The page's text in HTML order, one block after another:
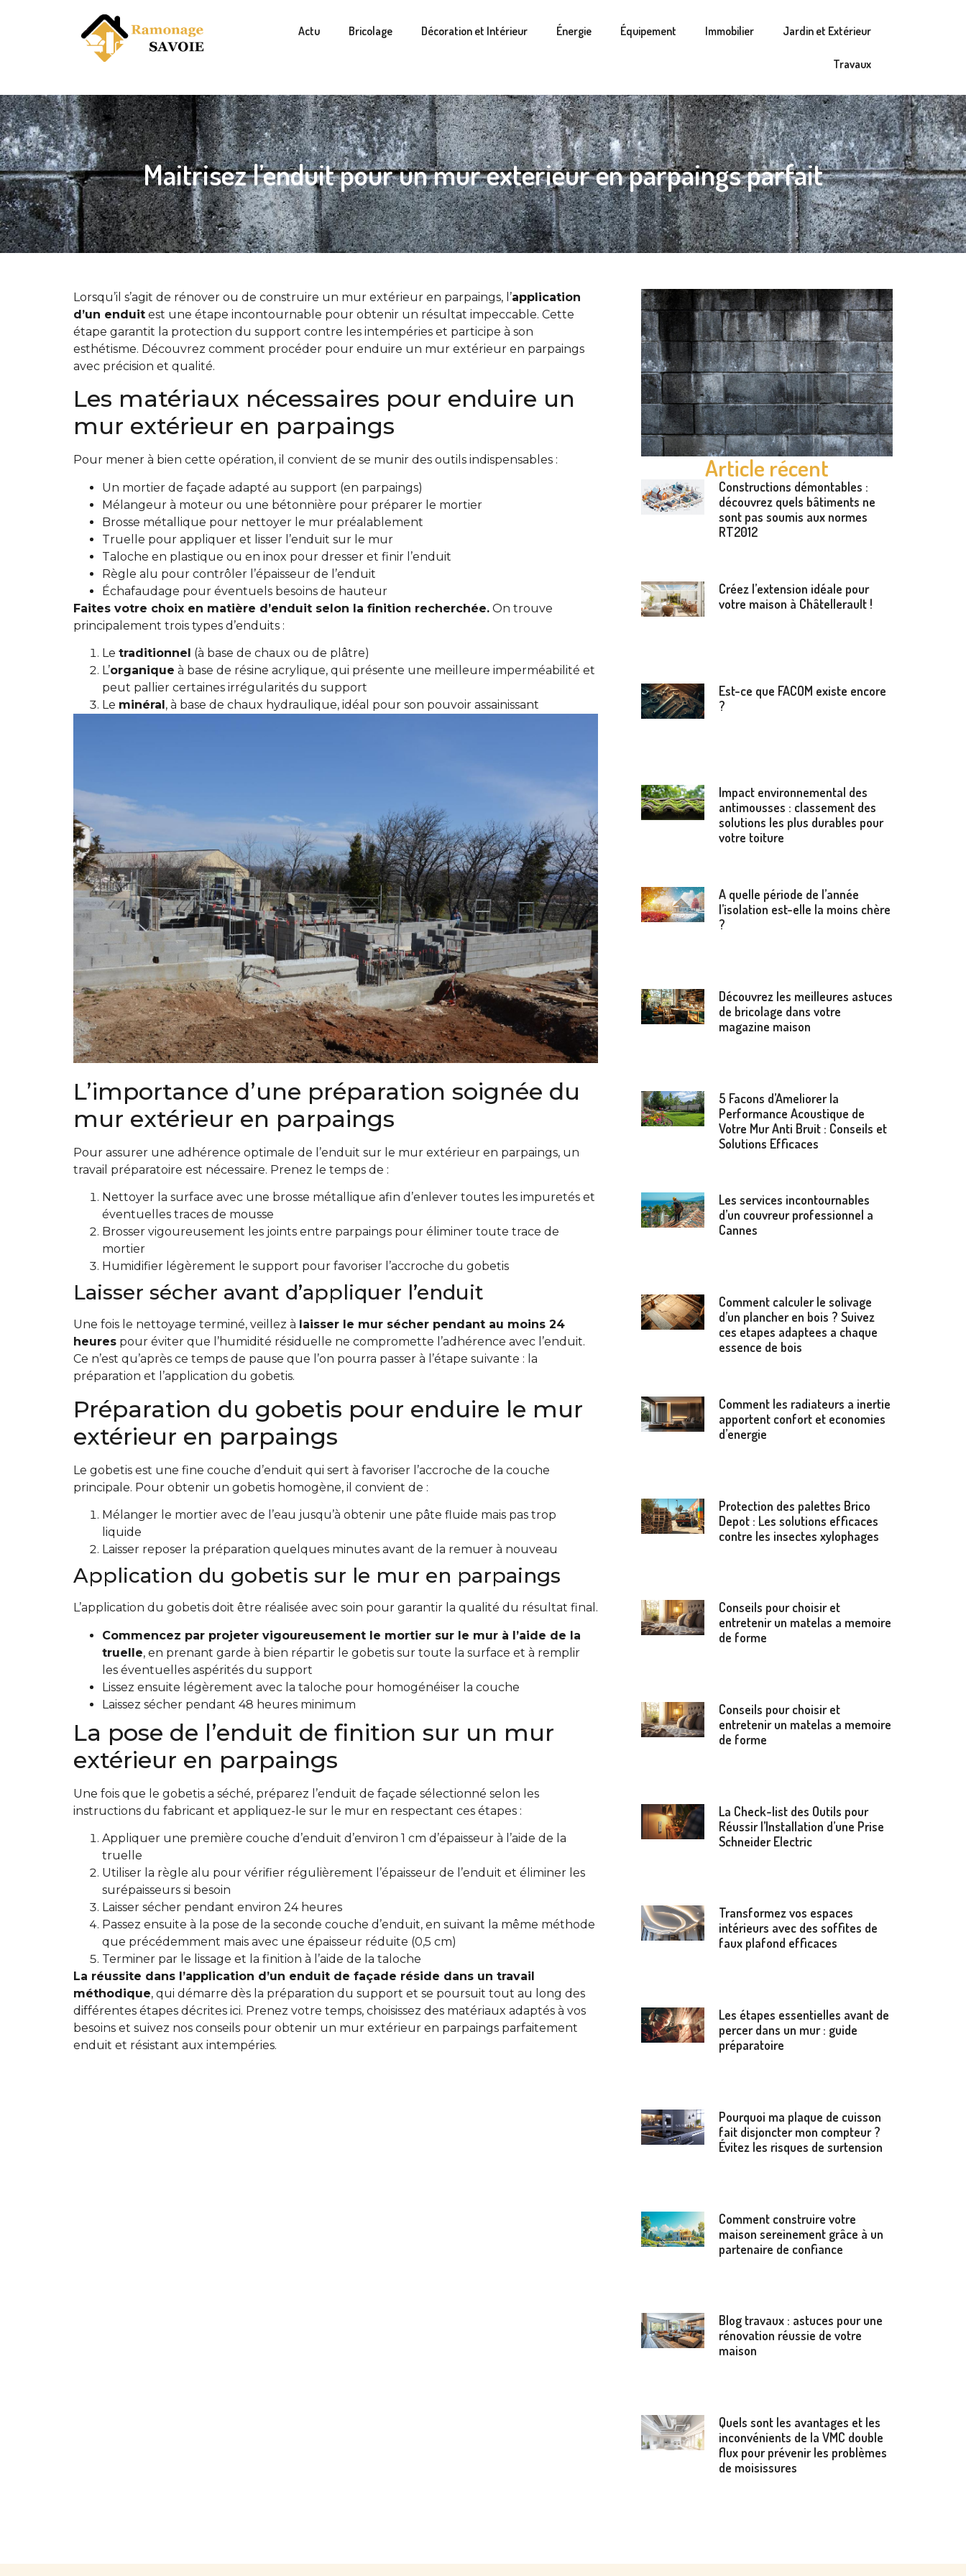
Actu Bricolage Décoration et Intérieur Énergie Équipement Immobilier Jardin et Extérieur
Travaux
Maitrisez l’enduit pour un mur exterieur en parpaings parfait
Article récent
Constructions démontables :
découvrez quels bâtiments ne
sont pas soumis aux normes
RT2012
Créez l’extension idéale pour
votre maison à Châtellerault !
Est-ce que FACOM existe encore
?
Impact environnemental des
antimousses : classement des
solutions les plus durables pour
votre toiture
A quelle période de l’année
l’isolation est-elle la moins chère
?
Découvrez les meilleures astuces
de bricolage dans votre
magazine maison
5 Facons d’Ameliorer la
Performance Acoustique de
Votre Mur Anti Bruit : Conseils et
Solutions Efficaces
Les services incontournables
d’un couvreur professionnel a
Cannes
Comment calculer le solivage
d’un plancher en bois ? Suivez
ces etapes adaptees a chaque
essence de bois
Comment les radiateurs a inertie
apportent confort et economies
d’energie
Protection des palettes Brico
Depot : Les solutions efficaces
contre les insectes xylophages
Conseils pour choisir et
entretenir un matelas a memoire
de forme
Conseils pour choisir et
entretenir un matelas a memoire
de forme
La Check-list des Outils pour
Réussir l’Installation d’une Prise
Schneider Electric
Transformez vos espaces
intérieurs avec des soffites de
faux plafond efficaces
Les étapes essentielles avant de
percer dans un mur : guide
préparatoire
Pourquoi ma plaque de cuisson
fait disjoncter mon compteur ?
Évitez les risques de surtension
Comment construire votre
maison sereinement grâce à un
partenaire de confiance
Blog travaux : astuces pour une
rénovation réussie de votre
maison
Quels sont les avantages et les
inconvénients de la VMC double
flux pour prévenir les problèmes
de moisissures
Lorsqu’il s’agit de rénover ou de construire un mur extérieur en parpaings, l’application
d’un enduit est une étape incontournable pour obtenir un résultat impeccable. Cette
étape garantit la protection du support contre les intempéries et participe à son
esthétisme. Découvrez comment procéder pour enduire un mur extérieur en parpaings
avec précision et qualité.
Les matériaux nécessaires pour enduire un
mur extérieur en parpaings
Pour mener à bien cette opération, il convient de se munir des outils indispensables :
Un mortier de façade adapté au support (en parpaings)
Mélangeur à moteur ou une bétonnière pour préparer le mortier
Brosse métallique pour nettoyer le mur préalablement
Truelle pour appliquer et lisser l’enduit sur le mur
Taloche en plastique ou en inox pour dresser et finir l’enduit
Règle alu pour contrôler l’épaisseur de l’enduit
Échafaudage pour éventuels besoins de hauteur
Faites votre choix en matière d’enduit selon la finition recherchée. On trouve
principalement trois types d’enduits :
Letraditionnel (à base de chaux ou de plâtre)
L’organique à base de résine acrylique, qui présente une meilleure imperméabilité et
peut pallier certaines irrégularités du support
Le minéral , à base de chaux hydraulique, idéal pour son pouvoir assainissant
L’importance d’une préparation soignée du
mur extérieur en parpaings
Pour assurer une adhérence optimale de l’enduit sur le mur extérieur en parpaings, un
travail préparatoire est nécessaire. Prenez le temps de :
Nettoyer la surface avec une brosse métallique afin d’enlever toutes les impuretés et
éventuelles traces de mousse
Brosser vigoureusement les joints entre parpaings pour éliminer toute trace de
mortier
Humidifier légèrement le support pour favoriser l’accroche du gobetis
Laisser sécher avant d’appliquer l’enduit
Une fois le nettoyage terminé, veillez à laisser le mur sécher pendant au moins 24
heures pour éviter que l’humidité résiduelle ne compromette l’adhérence avec l’enduit.
Ce n’est qu’après ce temps de pause que l’on pourra passer à l’étape suivante : la
préparation et l’application du gobetis.
Préparation du gobetis pour enduire le mur
extérieur en parpaings
Le gobetis est une fine couche d’enduit qui sert à favoriser l’accroche de la couche
principale. Pour obtenir un gobetis homogène, il convient de :
Mélanger le mortier avec de l’eau jusqu’à obtenir une pâte fluide mais pas trop
liquide
Laisser reposer la préparation quelques minutes avant de la remuer à nouveau
Application du gobetis sur le mur en parpaings
L’application du gobetis doit être réalisée avec soin pour garantir la qualité du résultat final.
Commencez par projeter vigoureusement le mortier sur le mur à l’aide de la
truelle, en prenant garde à bien répartir le gobetis sur toute la surface et à remplir
les éventuelles aspérités du support
Lissez ensuite légèrement avec la taloche pour homogénéiser la couche
Laissez sécher pendant 48 heures minimum
La pose de l’enduit de finition sur un mur
extérieur en parpaings
Une fois que le gobetis a séché, préparez l’enduit de façade sélectionné selon les
instructions du fabricant et appliquez-le sur le mur en respectant ces étapes :
Appliquer une première couche d’enduit d’environ 1 cm d’épaisseur à l’aide de la
truelle
Utiliser la règle alu pour vérifier régulièrement l’épaisseur de l’enduit et éliminer les
surépaisseurs si besoin
Laisser sécher pendant environ 24 heures
Passez ensuite à la pose de la seconde couche d’enduit, en suivant la même méthode
que précédemment mais avec une épaisseur réduite (0,5 cm)
Terminer par le lissage et la finition à l’aide de la taloche
La réussite dans l’application d’un enduit de façade réside dans un travail
méthodique, qui démarre dès la préparation du support et se poursuit tout au long des
différentes étapes décrites ici. Prenez votre temps, choisissez des matériaux adaptés à vos
besoins et suivez nos conseils pour obtenir un mur extérieur en parpaings parfaitement
enduit et résistant aux intempéries.